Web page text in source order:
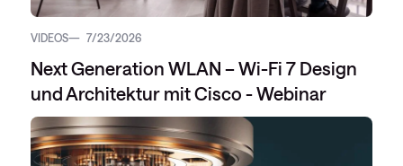
VIDEOS 7/23/2026
Next Generation WLAN – Wi-Fi 7 Design
und Architektur mit Cisco - Webinar